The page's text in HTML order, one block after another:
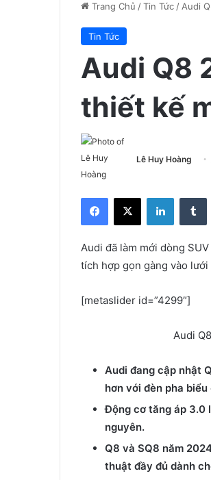
Trang Chủ /Tin Tức / Audi
Tin Tức
Audi Q8
thiết kế
Lê Huy Hoàng
Facebook
X LinkedIn
Audi đã làm mới dòng
tích hợp gọn gàng vào
[metaslider id=”4299″]
Audi
Audi đang cập nhật
hơn với đèn pha
Động cơ tăng áp 3.0
nguyên.
Q8 và SQ8 năm
thuật đầy đủ dành